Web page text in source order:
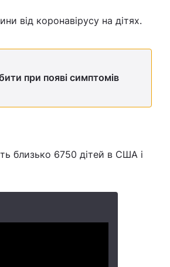
від коронавірусу на дітях.
при появі симптомів
близько 6750 дітей в США і